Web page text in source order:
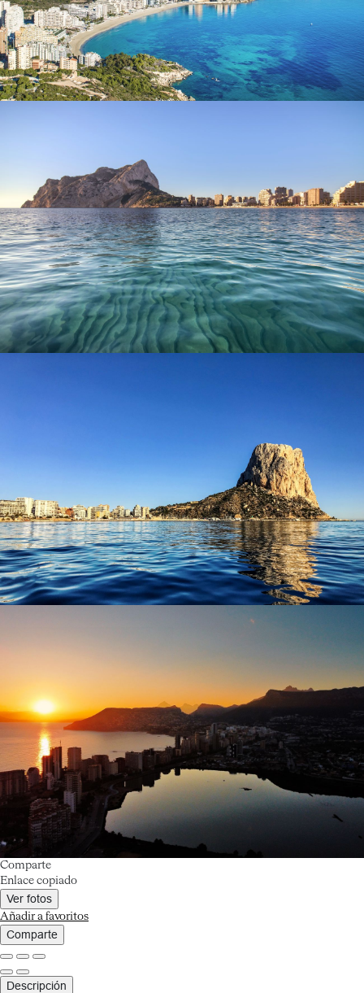
Comparte
Enlace copiado
Ver fotos
Añadir a favoritos
Comparte
Descripción